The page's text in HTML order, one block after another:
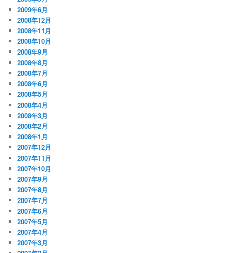
2009年6月
2008年12月
2008年11月
2008年10月
2008年9月
2008年8月
2008年7月
2008年6月
2008年5月
2008年4月
2008年3月
2008年2月
2008年1月
2007年12月
2007年11月
2007年10月
2007年9月
2007年8月
2007年7月
2007年6月
2007年5月
2007年4月
2007年3月